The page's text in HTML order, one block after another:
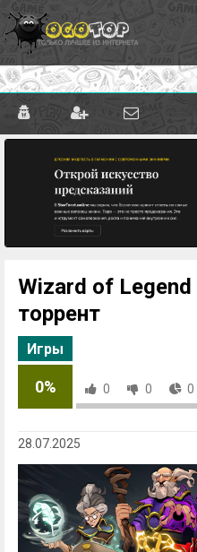
Wizard of Legend
торрент
Игры
0% 0 0 0
28.07.2025